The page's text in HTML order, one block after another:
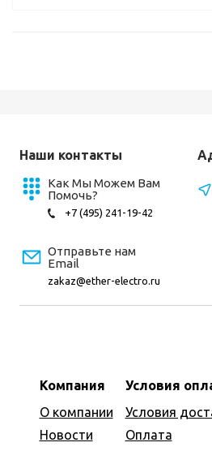
Наши контакты
Как Мы Можем Вам
Помочь?
+7 (495) 241-19-42
Отправьте нам
Email
zakaz@ether-electro.ru
Компания
О компании
Новости
Условия
Условия
Оплата